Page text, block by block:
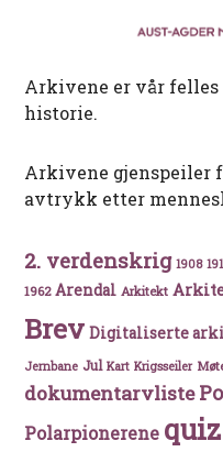
Arkivene er vår
historie.
Arkivene gjenspeiler
avtrykk etter
2. verdenskrig 1908
1962 Arendal Arkitekt
Brev Digitaliserte
Jernbane Jul Kart Krigsseiler
dokumentarvliste
Polarpionerene quiz